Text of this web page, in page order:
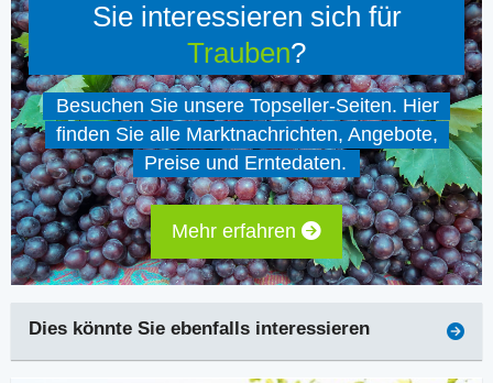
Sie interessieren sich für
Trauben?
Besuchen Sie unsere Topseller-Seiten. Hier
finden Sie alle Marktnachrichten, Angebote,
Preise und Erntedaten.
Mehr erfahren
Dies könnte Sie ebenfalls interessieren